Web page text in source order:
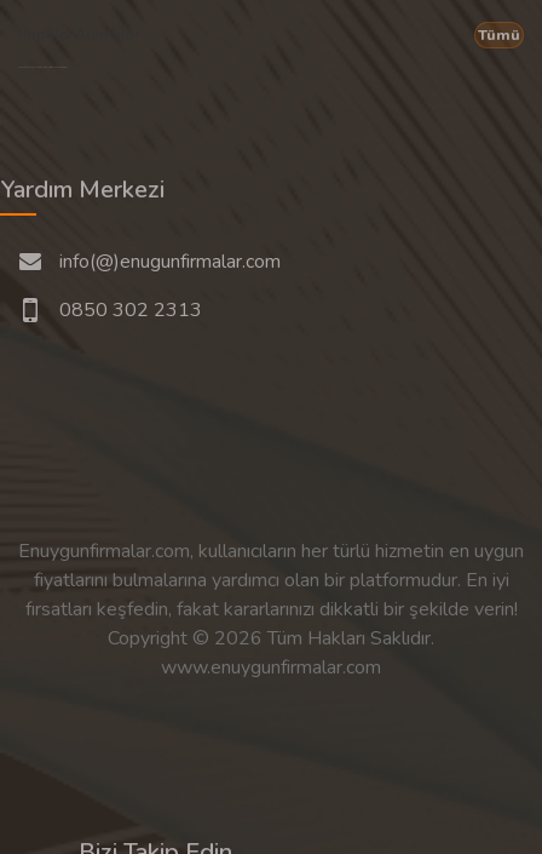
Tümü
Yardım Merkezi
info(@)enugunfirmalar.com
0850 302 2313
Enuygunfirmalar.com, kullanıcıların her türlü hizmetin en uygun
fiyatlarını bulmalarına yardımcı olan bir platformudur. En iyi
fırsatları keşfedin, fakat kararlarınızı dikkatli bir şekilde verin!
Copyright © 2026 Tüm Hakları Saklıdır.
www.enuygunfirmalar.com